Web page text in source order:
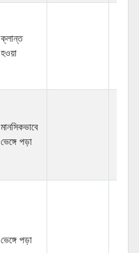
ক্লান্ত
হওয়া
মানসিকভাবে
ভেঙ্গে পড়া
ভেঙ্গে পড়া